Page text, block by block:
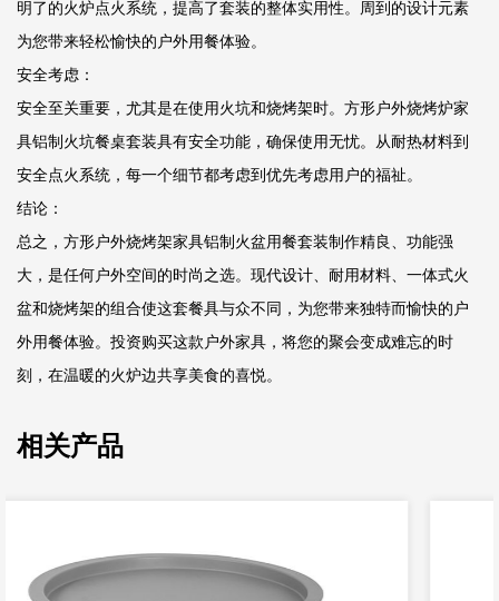
明了的火炉点火系统，提高了套装的整体实用性。周到的设计元素
为您带来轻松愉快的户外用餐体验。
安全考虑：
安全至关重要，尤其是在使用火坑和烧烤架时。方形户外烧烤炉家
具铝制火坑餐桌套装具有安全功能，确保使用无忧。从耐热材料到
安全点火系统，每一个细节都考虑到优先考虑用户的福祉。
结论：
总之，方形户外烧烤架家具铝制火盆用餐套装制作精良、功能强
大，是任何户外空间的时尚之选。现代设计、耐用材料、一体式火
盆和烧烤架的组合使这套餐具与众不同，为您带来独特而愉快的户
外用餐体验。投资购买这款户外家具，将您的聚会变成难忘的时
刻，在温暖的火炉边共享美食的喜悦。
相关产品